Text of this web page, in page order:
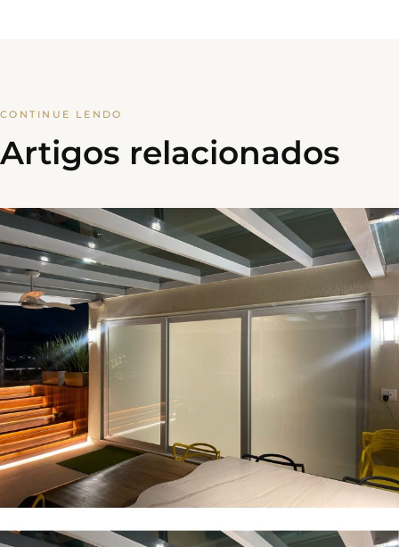
CONTINUE LENDO
Artigos relacionados